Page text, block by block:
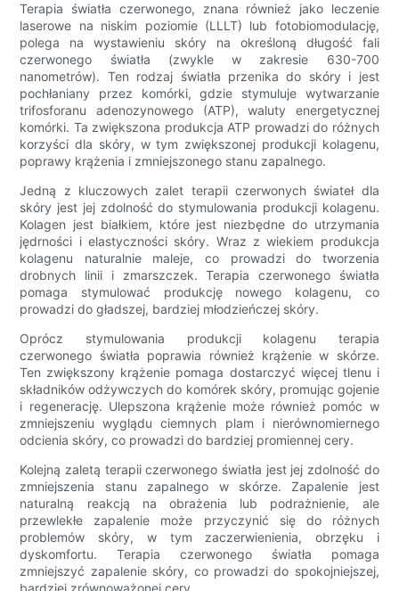
Terapia światła czerwonego, znana również jako leczenie
laserowe na niskim poziomie (LLLT) lub fotobiomodulację,
polega na wystawieniu skóry na określoną długość fali
czerwonego światła (zwykle w zakresie 630-700
nanometrów). Ten rodzaj światła przenika do skóry i jest
pochłaniany przez komórki, gdzie stymuluje wytwarzanie
trifosforanu adenozynowego (ATP), waluty energetycznej
komórki. Ta zwiększona produkcja ATP prowadzi do różnych
korzyści dla skóry, w tym zwiększonej produkcji kolagenu,
poprawy krążenia i zmniejszonego stanu zapalnego.
Jedną z kluczowych zalet terapii czerwonych świateł dla
skóry jest jej zdolność do stymulowania produkcji kolagenu.
Kolagen jest białkiem, które jest niezbędne do utrzymania
jędrności i elastyczności skóry. Wraz z wiekiem produkcja
kolagenu naturalnie maleje, co prowadzi do tworzenia
drobnych linii i zmarszczek. Terapia czerwonego światła
pomaga stymulować produkcję nowego kolagenu, co
prowadzi do gładszej, bardziej młodzieńczej skóry.
Oprócz stymulowania produkcji kolagenu terapia
czerwonego światła poprawia również krążenie w skórze.
Ten zwiększony krążenie pomaga dostarczyć więcej tlenu i
składników odżywczych do komórek skóry, promując gojenie
i regenerację. Ulepszona krążenie może również pomóc w
zmniejszeniu wyglądu ciemnych plam i nierównomiernego
odcienia skóry, co prowadzi do bardziej promiennej cery.
Kolejną zaletą terapii czerwonego światła jest jej zdolność do
zmniejszenia stanu zapalnego w skórze. Zapalenie jest
naturalną reakcją na obrażenia lub podrażnienie, ale
przewlekłe zapalenie może przyczynić się do różnych
problemów skóry, w tym zaczerwienienia, obrzęku i
dyskomfortu. Terapia czerwonego światła pomaga
zmniejszyć zapalenie skóry, co prowadzi do spokojniejszej,